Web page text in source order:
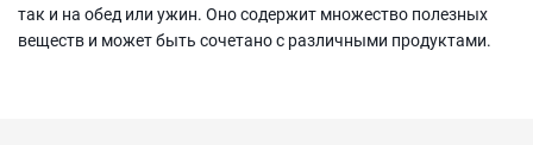
так и на обед или ужин. Оно содержит множество полезных
веществ и может быть сочетано с различными продуктами.